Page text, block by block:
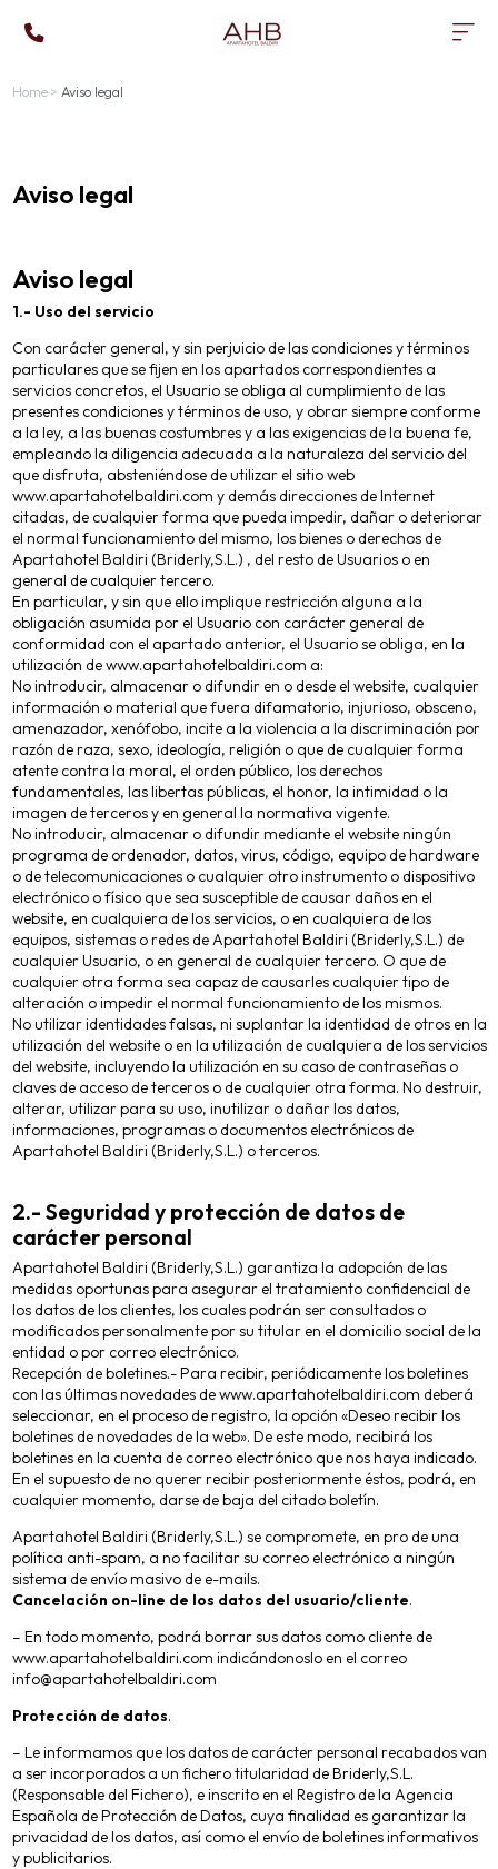
Home > Aviso legal
Aviso legal
Aviso legal
1.- Uso del servicio
Con carácter general, y sin perjuicio de las condiciones y términos
particulares que se fijen en los apartados correspondientes a
servicios concretos, el Usuario se obliga al cumplimiento de las
presentes condiciones y términos de uso, y obrar siempre conforme
a la ley, a las buenas costumbres y a las exigencias de la buena fe,
empleando la diligencia adecuada a la naturaleza del servicio del
que disfruta, absteniéndose de utilizar el sitio web
www.apartahotelbaldiri.com y demás direcciones de Internet
citadas, de cualquier forma que pueda impedir, dañar o deteriorar
el normal funcionamiento del mismo, los bienes o derechos de
Apartahotel Baldiri (Briderly,S.L.) , del resto de Usuarios o en
general de cualquier tercero.
En particular, y sin que ello implique restricción alguna a la
obligación asumida por el Usuario con carácter general de
conformidad con el apartado anterior, el Usuario se obliga, en la
utilización de www.apartahotelbaldiri.com a:
No introducir, almacenar o difundir en o desde el website, cualquier
información o material que fuera difamatorio, injurioso, obsceno,
amenazador, xenófobo, incite a la violencia a la discriminación por
razón de raza, sexo, ideología, religión o que de cualquier forma
atente contra la moral, el orden público, los derechos
fundamentales, las libertas públicas, el honor, la intimidad o la
imagen de terceros y en general la normativa vigente.
No introducir, almacenar o difundir mediante el website ningún
programa de ordenador, datos, virus, código, equipo de hardware
o de telecomunicaciones o cualquier otro instrumento o dispositivo
electrónico o físico que sea susceptible de causar daños en el
website, en cualquiera de los servicios, o en cualquiera de los
equipos, sistemas o redes de Apartahotel Baldiri (Briderly,S.L.) de
cualquier Usuario, o en general de cualquier tercero. O que de
cualquier otra forma sea capaz de causarles cualquier tipo de
alteración o impedir el normal funcionamiento de los mismos.
No utilizar identidades falsas, ni suplantar la identidad de otros en la
utilización del website o en la utilización de cualquiera de los servicios
del website, incluyendo la utilización en su caso de contraseñas o
claves de acceso de terceros o de cualquier otra forma. No destruir,
alterar, utilizar para su uso, inutilizar o dañar los datos,
informaciones, programas o documentos electrónicos de
Apartahotel Baldiri (Briderly,S.L.) o terceros.
2.- Seguridad y protección de datos de
carácter personal
Apartahotel Baldiri (Briderly,S.L.) garantiza la adopción de las
medidas oportunas para asegurar el tratamiento confidencial de
los datos de los clientes, los cuales podrán ser consultados o
modificados personalmente por su titular en el domicilio social de la
entidad o por correo electrónico.
Recepción de boletines.- Para recibir, periódicamente los boletines
con las últimas novedades de www.apartahotelbaldiri.com deberá
seleccionar, en el proceso de registro, la opción «Deseo recibir los
boletines de novedades de la web». De este modo, recibirá los
boletines en la cuenta de correo electrónico que nos haya indicado.
En el supuesto de no querer recibir posteriormente éstos, podrá, en
cualquier momento, darse de baja del citado boletín.
Apartahotel Baldiri (Briderly,S.L.) se compromete, en pro de una
política anti-spam, a no facilitar su correo electrónico a ningún
sistema de envío masivo de e-mails.
Cancelación on-line de los datos del usuario/cliente.
– En todo momento, podrá borrar sus datos como cliente de
www.apartahotelbaldiri.com indicándonoslo en el correo
info@apartahotelbaldiri.com
Protección de datos.
– Le informamos que los datos de carácter personal recabados van
a ser incorporados a un fichero titularidad de Briderly,S.L.
(Responsable del Fichero), e inscrito en el Registro de la Agencia
Española de Protección de Datos, cuya finalidad es garantizar la
privacidad de los datos, así como el envío de boletines informativos
y publicitarios.